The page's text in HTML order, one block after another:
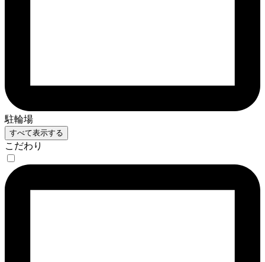
駐輪場
すべて表示する
こだわり